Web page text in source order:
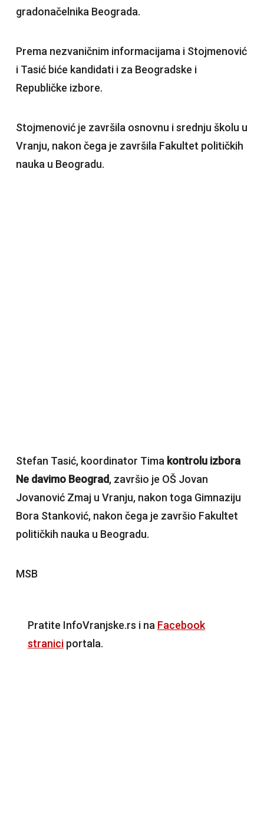
gradonačelnika Beograda.
Prema nezvaničnim informacijama i Stojmenović
i Tasić biće kandidati i za Beogradske i
Republičke izbore.
Stojmenović je završila osnovnu i srednju školu u
Vranju, nakon čega je završila Fakultet političkih
nauka u Beogradu.
Stefan Tasić, koordinator Tima kontrolu izbora
Ne davimo Beograd, završio je OŠ Jovan
Jovanović Zmaj u Vranju, nakon toga Gimnaziju
Bora Stanković, nakon čega je završio Fakultet
političkih nauka u Beogradu.
MSB
Pratite InfoVranjske.rs i na Facebook
straniciportala.